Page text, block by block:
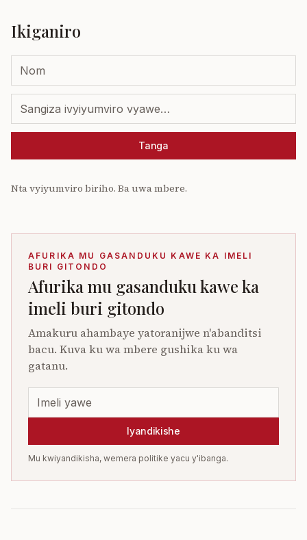
Ikiganiro
Tanga
Nta vyiyumviro biriho. Ba uwa mbere.
AFURIKA MU GASANDUKU KAWE KA IMELI
BURI GITONDO
Afurika mu gasanduku kawe ka
imeli buri gitondo
Amakuru ahambaye yatoranijwe n'abanditsi
bacu. Kuva ku wa mbere gushika ku wa
gatanu.
Iyandikishe
Mu kwiyandikisha, wemera politike yacu y'ibanga.